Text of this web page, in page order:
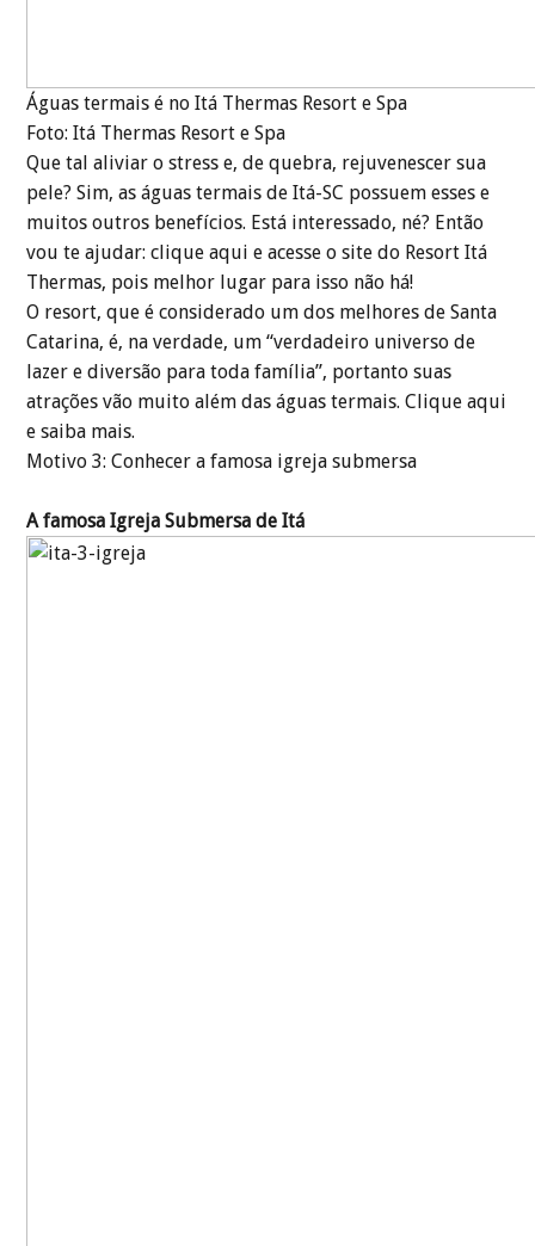
Águas termais é no Itá Thermas Resort e Spa
Foto: Itá Thermas Resort e Spa
Que tal aliviar o stress e, de quebra, rejuvenescer sua
pele? Sim, as águas termais de Itá-SC possuem esses e
muitos outros benefícios. Está interessado, né? Então
vou te ajudar: clique aqui e acesse o site do Resort Itá
Thermas, pois melhor lugar para isso não há!
O resort, que é considerado um dos melhores de Santa
Catarina, é, na verdade, um “verdadeiro universo de
lazer e diversão para toda família”, portanto suas
atrações vão muito além das águas termais. Clique aqui
e saiba mais.
Motivo 3: Conhecer a famosa igreja submersa
A famosa Igreja Submersa de Itá